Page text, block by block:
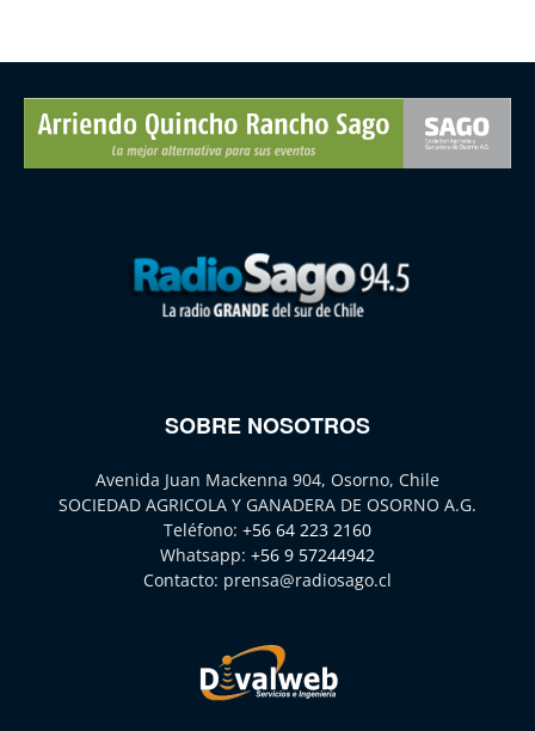
SOBRE NOSOTROS
Avenida Juan Mackenna 904, Osorno, Chile
SOCIEDAD AGRICOLA Y GANADERA DE OSORNO A.G.
Teléfono: +56 64 223 2160
Whatsapp: +56 9 57244942
Contacto: prensa@radiosago.cl